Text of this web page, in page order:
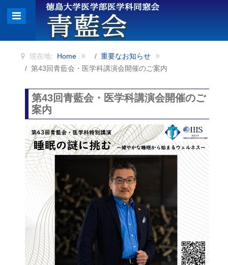
現在地: Home
重要なお知らせ
第43回青藍会・医学科講演会開催のご案内
第43回青藍会・医学科講演会開催のご
案内